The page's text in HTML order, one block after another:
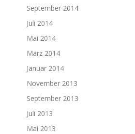
September 2014
Juli 2014
Mai 2014
März 2014
Januar 2014
November 2013
September 2013
Juli 2013
Mai 2013